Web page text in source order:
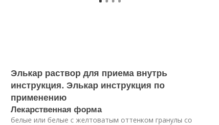
Элькар раствор для приема внутрь
инструкция. Элькар инструкция по
применению
Лекарственная форма
белые или белые с желтоватым оттенком гранулы со